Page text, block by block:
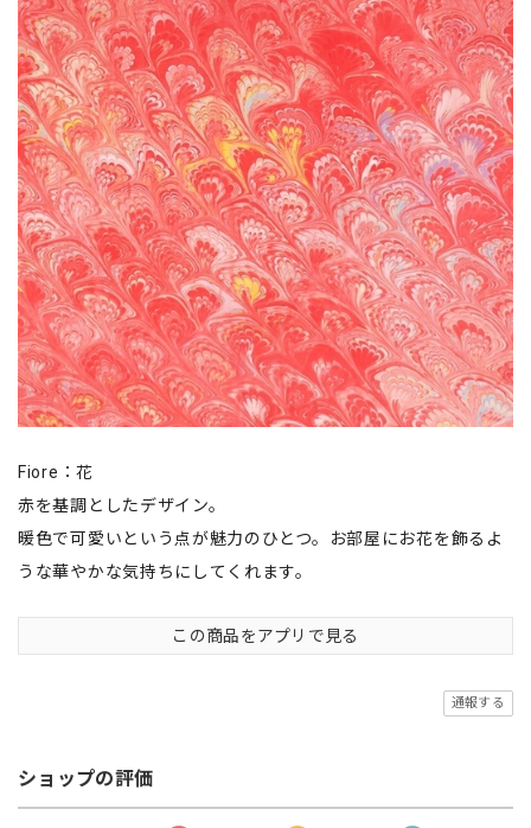
Fiore：花
赤を基調としたデザイン。
暖色で可愛いという点が魅力のひとつ。お部屋にお花を飾るよ
うな華やかな気持ちにしてくれます。
この商品をアプリで見る
通報する
ショップの評価